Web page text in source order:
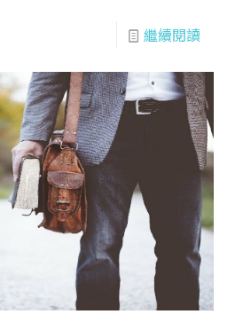
繼續閱讀